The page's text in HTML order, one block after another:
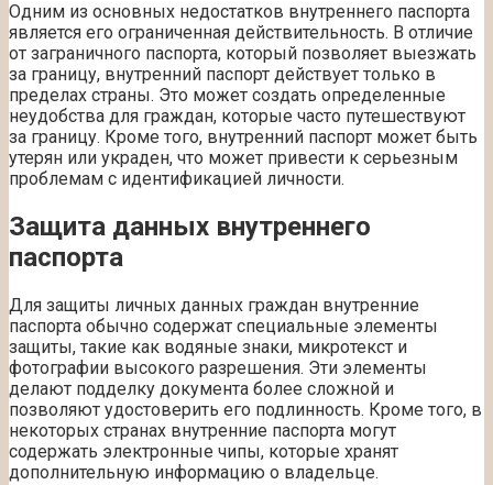
Одним из основных недостатков внутреннего паспорта
является его ограниченная действительность. В отличие
от заграничного паспорта, который позволяет выезжать
за границу, внутренний паспорт действует только в
пределах страны. Это может создать определенные
неудобства для граждан, которые часто путешествуют
за границу. Кроме того, внутренний паспорт может быть
утерян или украден, что может привести к серьезным
проблемам с идентификацией личности.
Защита данных внутреннего
паспорта
Для защиты личных данных граждан внутренние
паспорта обычно содержат специальные элементы
защиты, такие как водяные знаки, микротекст и
фотографии высокого разрешения. Эти элементы
делают подделку документа более сложной и
позволяют удостоверить его подлинность. Кроме того, в
некоторых странах внутренние паспорта могут
содержать электронные чипы, которые хранят
дополнительную информацию о владельце.